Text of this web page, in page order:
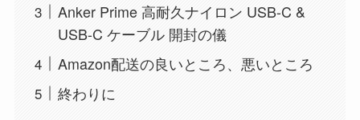
Anker Prime 高耐久ナイロン USB-C &
USB-C ケーブル 開封の儀
Amazon配送の良いところ、悪いところ
終わりに